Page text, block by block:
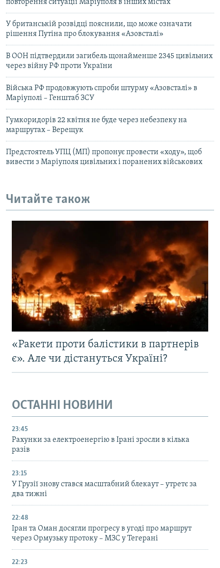
повторення ситуації Маріуполя в інших містах
У британській розвідці пояснили, що може означати
рішення Путіна про блокування «Азовсталі»
В ООН підтвердили загибель щонайменше 2345 цивільних
через війну РФ проти України
Війська РФ продовжують спроби штурму «Азовсталі» в
Маріуполі – Генштаб ЗСУ
Гумкоридорів 22 квітня не буде через небезпеку на
маршрутах – Верещук
Предстоятель УПЦ (МП) пропонує провести «ходу», щоб
вивести з Маріуполя цивільних і поранених військових
Читайте також
«Ракети проти балістики в партнерів
є». Але чи дістануться Україні?
ОСТАННІ НОВИНИ
23:45
Рахунки за електроенергію в Ірані зросли в кілька
разів
23:15
У Грузії знову стався масштабний блекаут – утретє за
два тижні
22:48
Іран та Оман досягли прогресу в угоді про маршрут
через Ормузьку протоку – МЗС у Тегерані
22:23